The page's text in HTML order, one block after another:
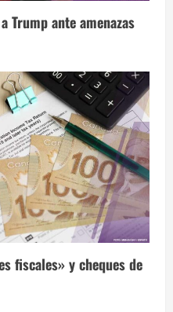
Trump ante amenazas
fiscales» y cheques de